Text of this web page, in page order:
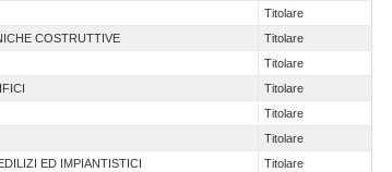
Titolare
COSTRUTTIVE
Titolare
Titolare
Titolare
Titolare
Titolare
ED IMPIANTISTICI
Titolare